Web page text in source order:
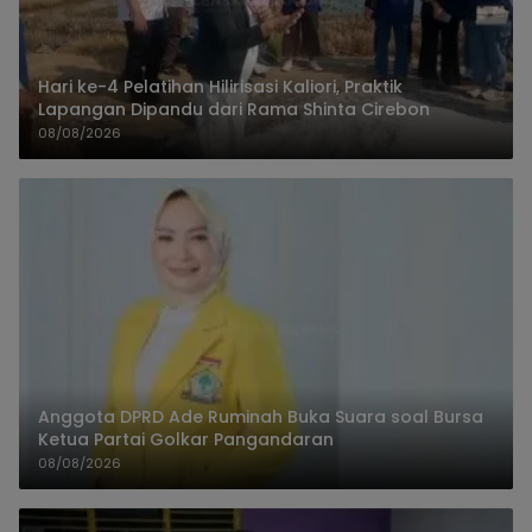
Hari ke-4 Pelatihan Hilirisasi Kaliori, Praktik
Lapangan Dipandu dari Rama Shinta Cirebon
08/08/2026
Anggota DPRD Ade Ruminah Buka Suara soal Bursa
Ketua Partai Golkar Pangandaran
08/08/2026